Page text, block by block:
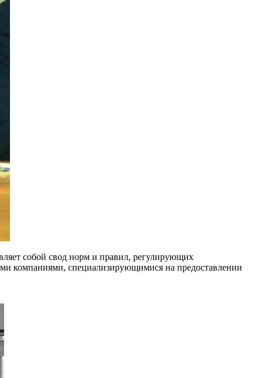
собой свод норм и правил, регулирующих
компаниями, специализирующимися на предоставлении